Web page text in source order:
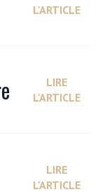
L'ARTICLE
LIRE
L'ARTICLE
LIRE
L'ARTICLE